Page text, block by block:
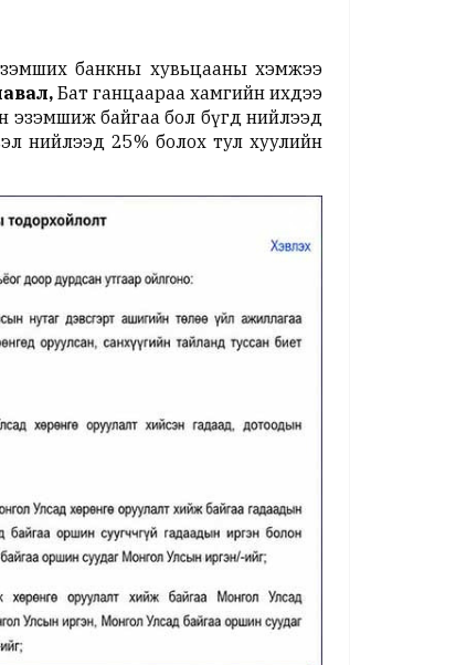
банкны хувьцааны хэмжээ
Бат ганцаараа хамгийн ихдээ
эзэмшиж байгаа бол бүгд нийлээд
нийлээд 25% болох тул хуулийн